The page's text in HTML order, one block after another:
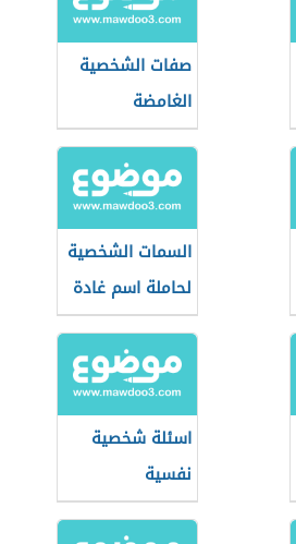
صفات الشخصية
الغامضة
السمات الشخصية
لحاملة اسم غادة
اسئلة شخصية
نفسية